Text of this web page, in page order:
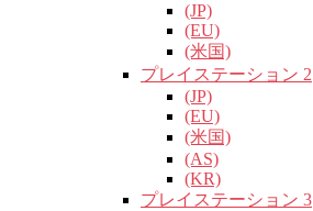
(JP)
(EU)
(米国)
プレイステーション 2
(JP)
(EU)
(米国)
(AS)
(KR)
プレイステーション 3